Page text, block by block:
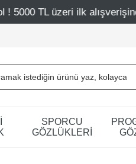
500 TL indirim
SPORCU
GÖZLÜKLERİ